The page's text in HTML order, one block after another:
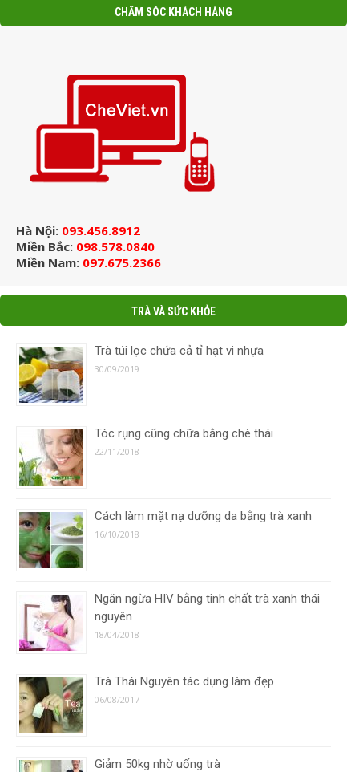
CHĂM SÓC KHÁCH HÀNG
Hà Nội: 093.456.8912
Miền Bắc: 098.578.0840
Miền Nam: 097.675.2366
TRÀ VÀ SỨC KHỎE
Trà túi lọc chứa cả tỉ hạt vi nhựa
30/09/2019
Tóc rụng cũng chữa bằng chè thái
22/11/2018
Cách làm mặt nạ dưỡng da bằng trà xanh
16/10/2018
Ngăn ngừa HIV bằng tinh chất trà xanh thái
nguyên
18/04/2018
Trà Thái Nguyên tác dụng làm đẹp
06/08/2017
Giảm 50kg nhờ uống trà